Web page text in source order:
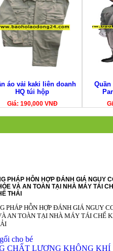
áo vải kaki liên doanh
HQ túi hộp
Giá: 190,000 VNĐ
Quần
PHÁP HỖN HỢP ĐÁNH GIÁ NGUY
VÀ AN TOÀN TẠI NHÀ MÁY TÁI
THẢI
PHÁP HỖN HỢP ĐÁNH GIÁ NGUY
AN TOÀN TẠI NHÀ MÁY TÁI CHẾ
cho bé
CHẤT LƯỢNG KHÔNG KHÍ